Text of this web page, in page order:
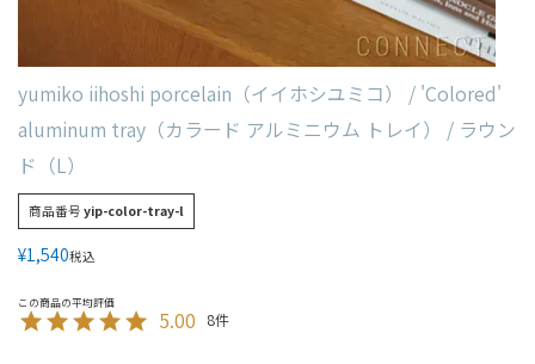
yumiko iihoshi porcelain（イイホシユミコ） / 'Colored'
aluminum tray（カラード アルミニウム トレイ） / ラウン
ド（L）
商品番号 yip-color-tray-l
¥1,540税込
5.00 8